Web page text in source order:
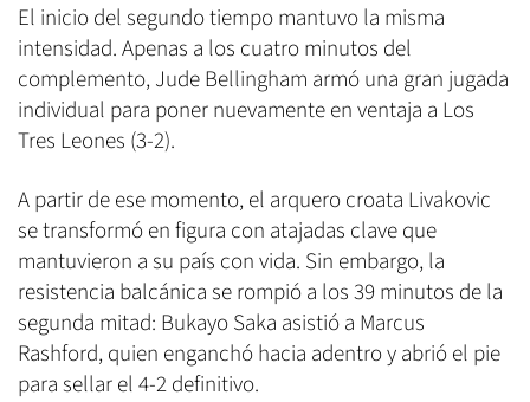
El inicio del segundo tiempo mantuvo la misma
intensidad. Apenas a los cuatro minutos del
complemento, Jude Bellingham armó una gran jugada
individual para poner nuevamente en ventaja a Los
Tres Leones (3-2).
A partir de ese momento, el arquero croata Livakovic
se transformó en figura con atajadas clave que
mantuvieron a su país con vida. Sin embargo, la
resistencia balcánica se rompió a los 39 minutos de la
segunda mitad: Bukayo Saka asistió a Marcus
Rashford, quien enganchó hacia adentro y abrió el pie
para sellar el 4-2 definitivo.